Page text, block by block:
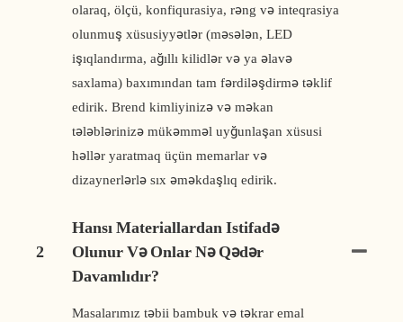
olaraq, ölçü, konfiqurasiya, rəng və inteqrasiya
olunmuş xüsusiyyətlər (məsələn, LED
işıqlandırma, ağıllı kilidlər və ya əlavə
saxlama) baxımından tam fərdiləşdirmə təklif
edirik. Brend kimliyinizə və məkan
tələblərinizə mükəmməl uyğunlaşan xüsusi
həllər yaratmaq üçün memarlar və
dizaynerlərlə sıx əməkdaşlıq edirik.
2
Hansı Materiallardan Istifadə
Olunur Və Onlar Nə Qədər
Davamlıdır?
Masalarımız təbii bambuk və təkrar emal